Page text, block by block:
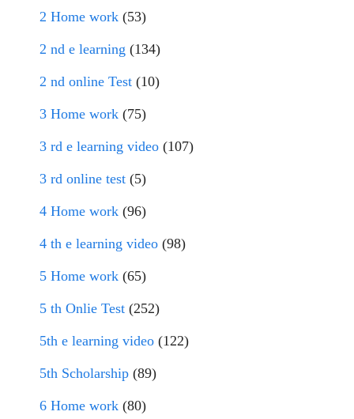
2 Home work (53)
2 nd e learning (134)
2 nd online Test (10)
3 Home work (75)
3 rd e learning video (107)
3 rd online test (5)
4 Home work (96)
4 th e learning video (98)
5 Home work (65)
5 th Onlie Test (252)
5th e learning video (122)
5th Scholarship (89)
6 Home work (80)